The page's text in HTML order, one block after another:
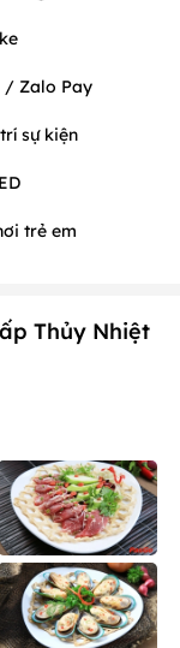
/ Zalo Pay
sự kiện
trẻ em
Thủy Nhiệt